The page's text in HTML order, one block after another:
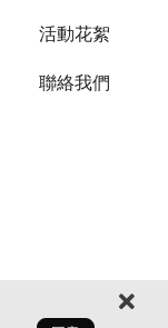
活動花絮
聯絡我們